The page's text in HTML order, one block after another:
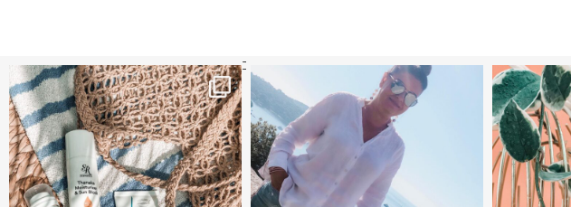
מקדמי הגנה מומלצים - עכשיו ב